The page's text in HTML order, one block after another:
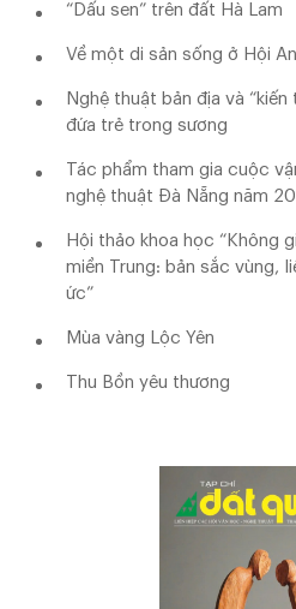
“Dấu sen” trên đất Hà Lam
Về một di sản sống ở Hội An
Nghệ thuật bản địa và
đứa trẻ trong sương
Tác phẩm tham gia cuộc
nghệ thuật Đà Nẵng năm
Hội thảo khoa học “Không
miền Trung: bản sắc vùng,
ức”
Mùa vàng Lộc Yên
Thu Bồn yêu thương